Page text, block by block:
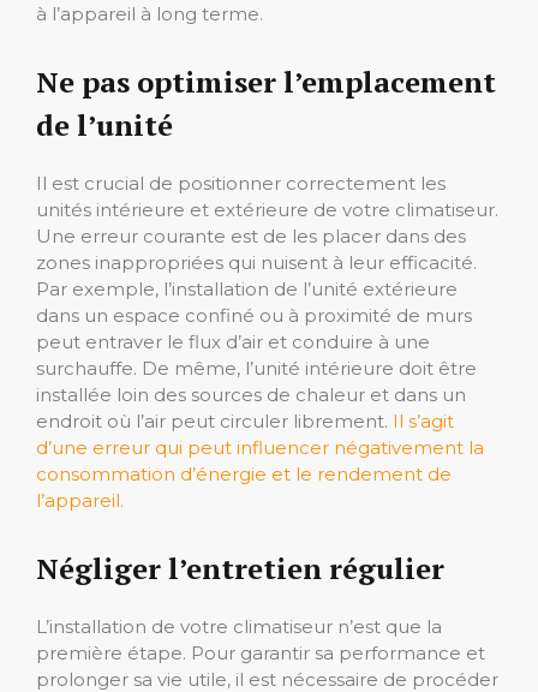
à l’appareil à long terme.
Ne pas optimiser l’emplacement
de l’unité
Il est crucial de positionner correctement les
unités intérieure et extérieure de votre climatiseur.
Une erreur courante est de les placer dans des
zones inappropriées qui nuisent à leur efficacité.
Par exemple, l’installation de l’unité extérieure
dans un espace confiné ou à proximité de murs
peut entraver le flux d’air et conduire à une
surchauffe. De même, l’unité intérieure doit être
installée loin des sources de chaleur et dans un
endroit où l’air peut circuler librement. Il s’agit
d’une erreur qui peut influencer négativement la
consommation d’énergie et le rendement de
l’appareil.
Négliger l’entretien régulier
L’installation de votre climatiseur n’est que la
première étape. Pour garantir sa performance et
prolonger sa vie utile, il est nécessaire de procéder